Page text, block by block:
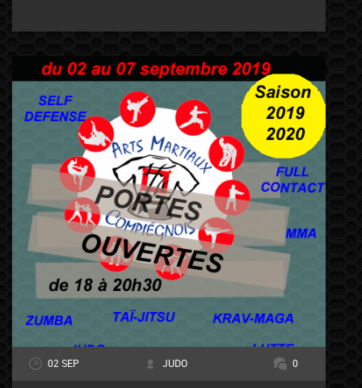
02 SEP JUDO 0